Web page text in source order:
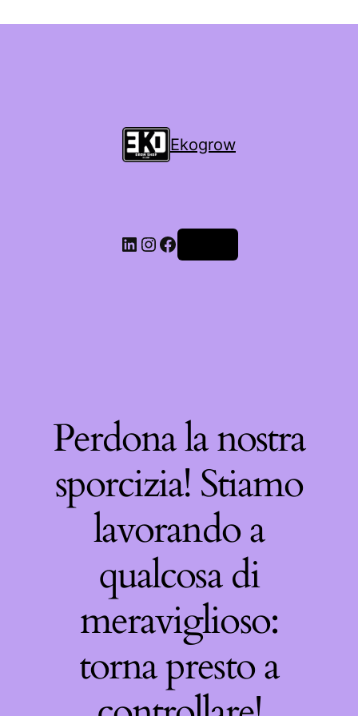
Ekogrow
Perdona la nostra
sporcizia! Stiamo
lavorando a
qualcosa di
meraviglioso:
torna presto a